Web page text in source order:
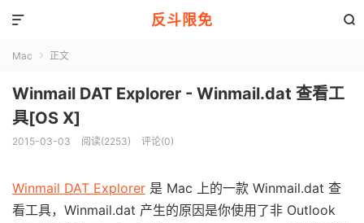
反斗限免 

Mac  正文
Winmail DAT Explorer - Winmail.dat 查看工
具[OS X]
2015-03-03 阅读(2253) 评论(0)
Winmail DAT Explorer 是 Mac 上的一款 Winmail.dat 查
看工具，Winmail.dat 产生的原因是你使用了非 Outlook